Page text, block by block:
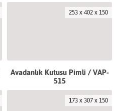
253 x 402 x 150
Avadanlık Kutusu Pimli / VAP-
515
173 x 307 x 150